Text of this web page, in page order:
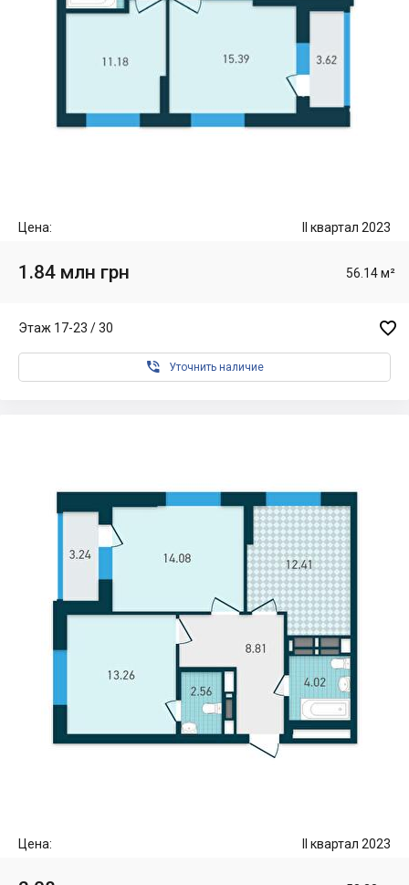
Цена: II квартал 2023
1.84 млн грн 56.14 м²
Этаж 17-23 / 30 
 Уточнить наличие
Цена: II квартал 2023